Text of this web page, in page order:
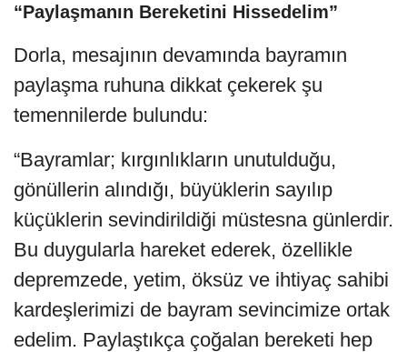
“Paylaşmanın Bereketini Hissedelim”
Dorla, mesajının devamında bayramın
paylaşma ruhuna dikkat çekerek şu
temennilerde bulundu:
“Bayramlar; kırgınlıkların unutulduğu,
gönüllerin alındığı, büyüklerin sayılıp
küçüklerin sevindirildiği müstesna günlerdir.
Bu duygularla hareket ederek, özellikle
depremzede, yetim, öksüz ve ihtiyaç sahibi
kardeşlerimizi de bayram sevincimize ortak
edelim. Paylaştıkça çoğalan bereketi hep